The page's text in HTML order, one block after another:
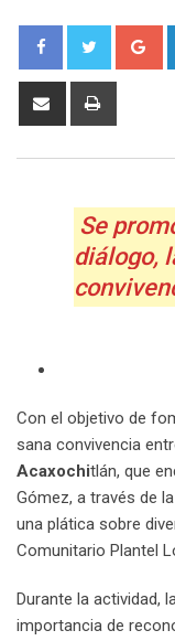
Share
Se
diálogo,
Con el objetivo de
sana convivencia
Acaxochi⁠tlán, que
Gómez, a través de la
una plática sobre
Comunitario Plantel
Durante la actividad,
importancia de